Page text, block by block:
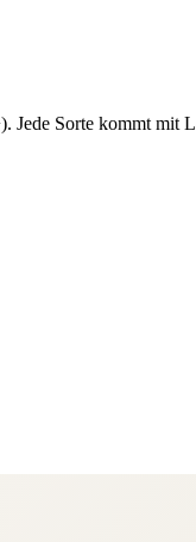
Sorte kommt mit